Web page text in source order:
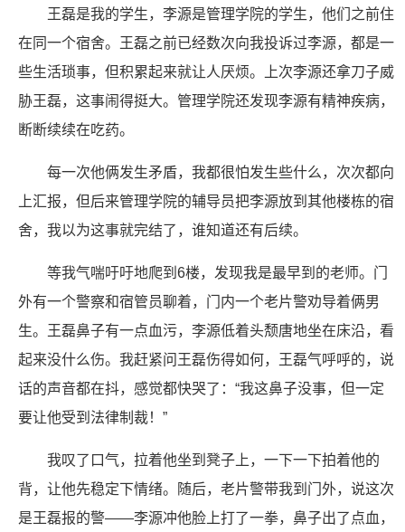
王磊是我的学生，李源是管理学院的学生，他们之前住
在同一个宿舍。王磊之前已经数次向我投诉过李源，都是一
些生活琐事，但积累起来就让人厌烦。上次李源还拿刀子威
胁王磊，这事闹得挺大。管理学院还发现李源有精神疾病，
断断续续在吃药。
每一次他俩发生矛盾，我都很怕发生些什么，次次都向
上汇报，但后来管理学院的辅导员把李源放到其他楼栋的宿
舍，我以为这事就完结了，谁知道还有后续。
等我气喘吁吁地爬到6楼，发现我是最早到的老师。门
外有一个警察和宿管员聊着，门内一个老片警劝导着俩男
生。王磊鼻子有一点血污，李源低着头颓唐地坐在床沿，看
起来没什么伤。我赶紧问王磊伤得如何，王磊气呼呼的，说
话的声音都在抖，感觉都快哭了：“我这鼻子没事，但一定
要让他受到法律制裁！”
我叹了口气，拉着他坐到凳子上，一下一下拍着他的
背，让他先稳定下情绪。随后，老片警带我到门外，说这次
是王磊报的警——李源冲他脸上打了一拳，鼻子出了点血，